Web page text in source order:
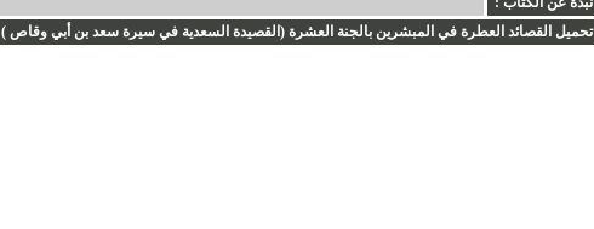
تحميل القصائد العطرة في المبشرين بالجنة العشرة (القصيدة السعدية في سيرة سعد بن أبي وقاص )